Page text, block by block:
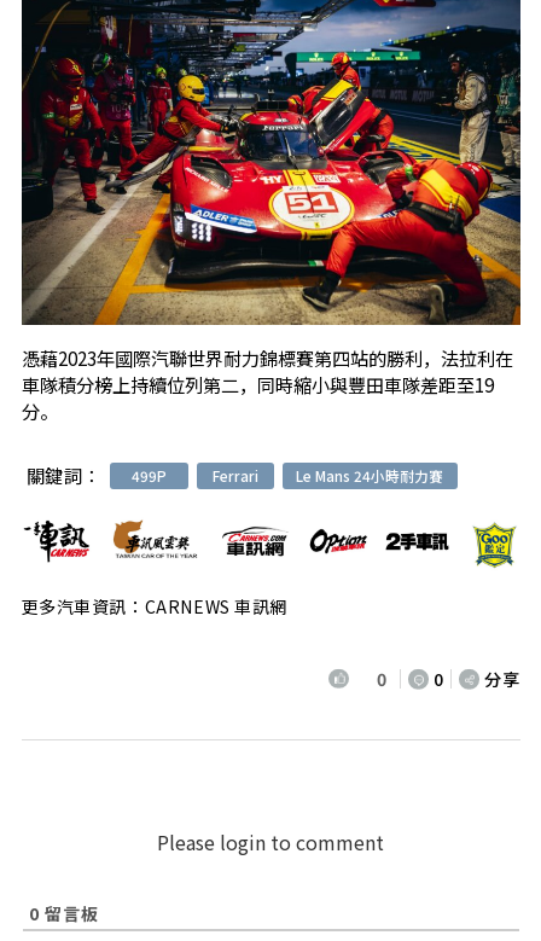
憑藉2023年國際汽聯世界耐力錦標賽第四站的勝利，法拉利在
車隊積分榜上持續位列第二，同時縮小與豐田車隊差距至19
分。
關鍵詞： 499P Ferrari Le Mans 24小時耐力賽
更多汽車資訊：CARNEWS 車訊網
0 0 分享
Please login to comment
0 留言板